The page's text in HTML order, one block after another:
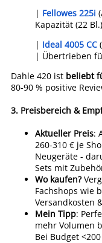
| Fellowes 225i
Kapazität (22
| Ideal 4005 CC
| Übertrieben
Dahle 420 ist beliebt
80-90 % positive
3. Preisbereich &
Aktueller Preis:
260-310 € je
Neugeräte -
Sets mit
Wo kaufen?
Fachshops wie
Versandkosten
Mein Tipp:
mehr Volumen
Bei Budget